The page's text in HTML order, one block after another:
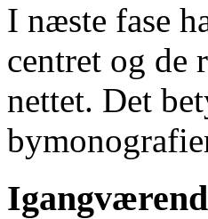
I næste fase
centret og de
nettet. Det